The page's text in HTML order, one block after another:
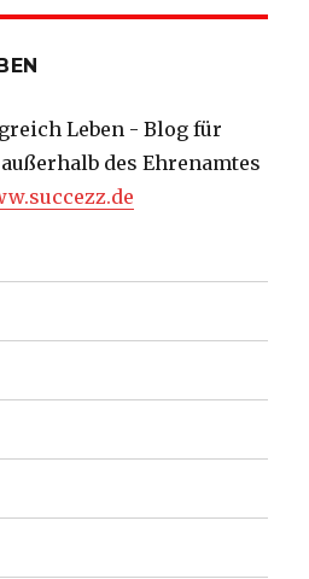
Leben - Blog für
des Ehrenamtes